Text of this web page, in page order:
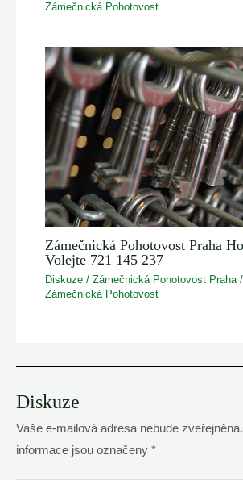
Zámečnická Pohotovost
Zámečnická Pohotovost Praha
Volejte 721 145 237
Diskuze /Zámečnická Pohotovost Praha
Zámečnická Pohotovost
Diskuze
Vaše e-mailová adresa nebude zveřejněna.
informace jsou označeny *